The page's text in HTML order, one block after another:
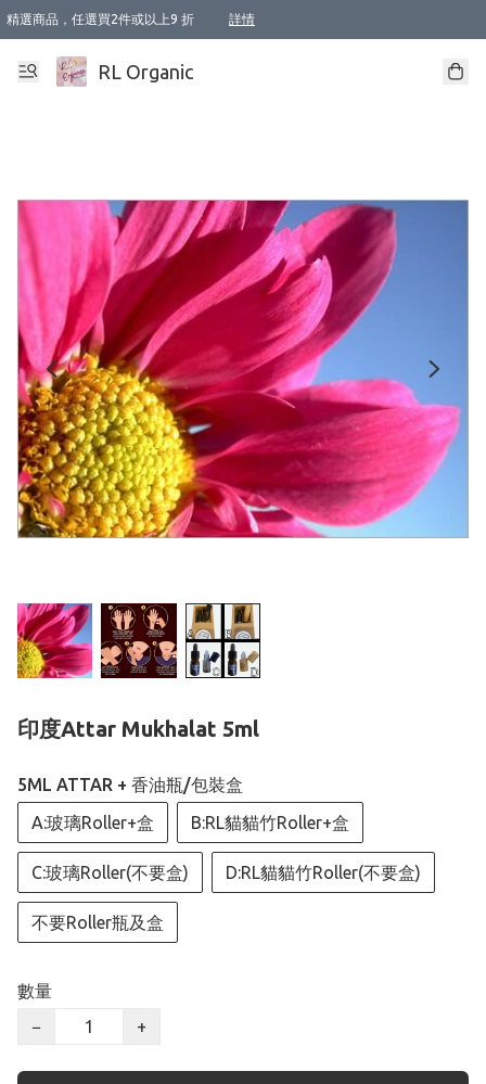
精選商品，任選買2件或以上9 折 詳情
XI周年優惠【新品自由選2件88折/3件85折】
XI周年優惠【Chakra 脈輪平衡自由選2件9折/3件85折/5件8折】
Florame 肌底自由選 2支9折 3支85折
XI周年優惠【蟲蟲退散 · 防衛結界﹞系列2件9折】
Sunki 任選2件95折
BIOFFICINA TOSCANA 任選2支9折 3支85折
Lamav 任選1件9折 2件85折
Mukti Organics 指定產品任選1件9折, 2件88折 3件85折
Intelligent Nutrients Skincare 任選2件9折
deodorant 任選2件88折
化妝品 任選2件95折
XI周年優惠【身心靈單品 任選2件9折/3件85折/5件8折】
XI周年優惠 【精油/香水 任選2件9折/3件85折/5件8折】
XI周年優惠【「關節到肌膚」全效養護 BODY OIL 組2件88折/3件85折】
XI周年優惠【夏日有機物理防曬套裝2件88折】
XI周年優惠【夏日潔面隨意選2件88折/3件85折】
XI周年優惠【逆齡奇蹟抗氧 11 自由選2件88折/3件85折/4件或以上8折】
新會員首次購物即享全單 95 折優惠！
成為VIP / VVIP 可享有生日月現金扣減獎賞優惠 !! 記得去賬户資料填上生日日期啦 !
選用順豐速運，滿$500 免運費
本地速遞 京東 送住宅/ 工商地址 $400 免運費
澳門訂單選用順豐速運，滿$800 免運費
RL Organic
印度Attar Mukhalat 5ml
5ML ATTAR + 香油瓶/包裝盒
A:玻璃Roller+盒
B:RL貓貓竹Roller+盒
C:玻璃Roller(不要盒) D:RL貓貓竹Roller(不要盒)
不要Roller瓶及盒
數量
−
+